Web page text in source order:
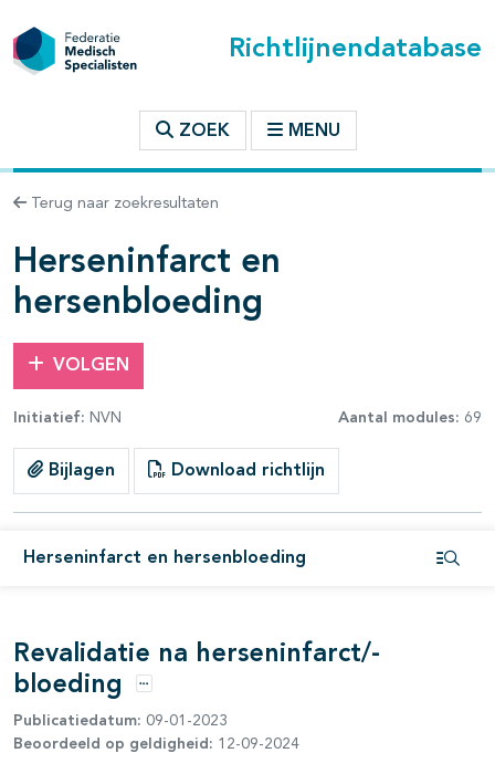
Richtlijnendatabase
ZOEK MENU
Terug naar zoekresultaten
Herseninfarct en
hersenbloeding
VOLGEN
Initiatief: NVN Aantal modules: 69
Bijlagen Download richtlijn
Herseninfarct en hersenbloeding
binnen deze richtlijn
open- en dichtklappen
open- en dichtklappen
open- en dichtklappen
open- en dichtklappen
open- en dichtklappen
Revalidatie na herseninfarct/-
bloeding
Opties
Publicatiedatum: 09-01-2023
Beoordeeld op geldigheid: 12-09-2024